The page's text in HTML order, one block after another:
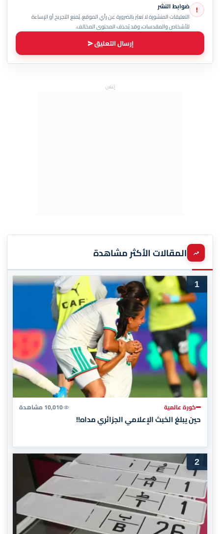
! ضوابط النشر
التعليقات المنشورة لا تعبّر بالضرورة عن رأي الموقع. يُمنع التجريح أو الإساءة
للأشخاص والمقدسات، وقد يُحذف المحتوى المخالف.
إرسال التعليق
إعلان
المقالات الأكثر مشاهدة
1
كورة عالمية 10,010 مشاهدة
حين يبلغ الخبث الإعلامي الجزائري مداه!!
2